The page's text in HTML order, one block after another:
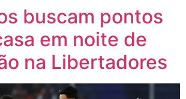
buscam pontos
em noite de
na Libertadores